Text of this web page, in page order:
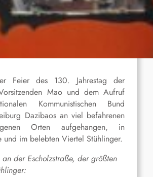
Feier des 130. Jahrestag der
Mao und dem Aufruf
Kommunistischen Bund
Dazibaos an viel befahrenen
Orten aufgehangen, in
und im belebten Viertel Stühlinger.
an der Escholzstraße, der größten